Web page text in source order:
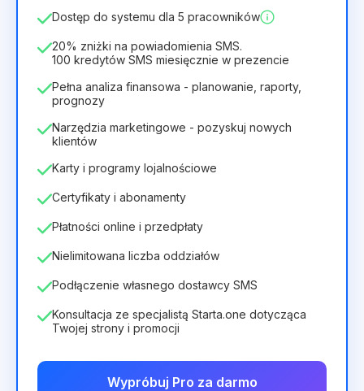
40zł28zł miesiąc
336zł za 12 Months
Dostęp do systemu dla 5 pracowników
20% zniżki na powiadomienia SMS.
100 kredytów SMS miesięcznie w prezencie
Pełna analiza finansowa - planowanie, raporty,
prognozy
Narzędzia marketingowe - pozyskuj nowych
klientów
Karty i programy lojalnościowe
Certyfikaty i abonamenty
Płatności online i przedpłaty
Nielimitowana liczba oddziałów
Podłączenie własnego dostawcy SMS
Konsultacja ze specjalistą Starta.one dotycząca
Twojej strony i promocji
Wypróbuj Pro za darmo